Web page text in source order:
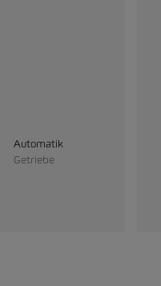
Automatik
Getriebe